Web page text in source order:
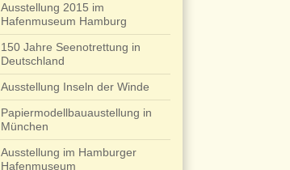
Ausstellung 2015 im
Hafenmuseum Hamburg
150 Jahre Seenotrettung in
Deutschland
Ausstellung Inseln der Winde
Papiermodellbauaustellung in
München
Ausstellung im Hamburger
Hafenmuseum